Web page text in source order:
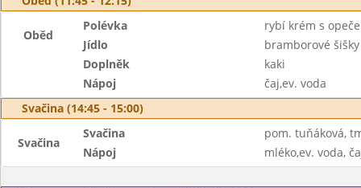
Oběd
Polévka
rybí krém s
Jídlo
bramborové
Doplněk
kaki
Nápoj
čaj,ev. voda
Svačina (14:45 - 15:00)
Svačina
Svačina
pom. tuňáková,
Nápoj
mléko,ev. voda,